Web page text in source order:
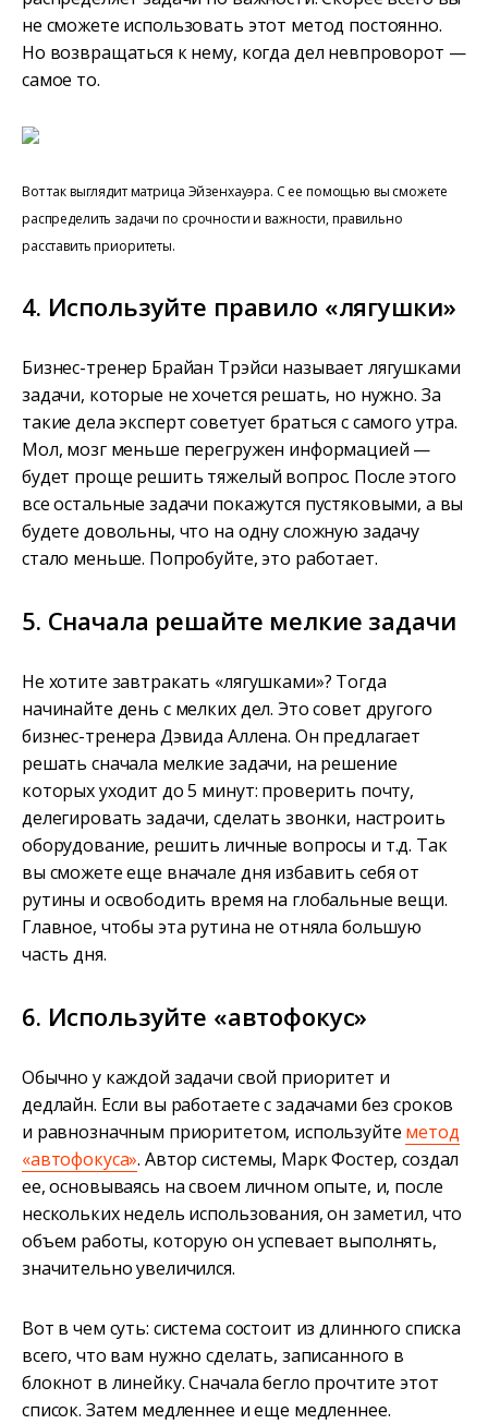
не сможете использовать этот метод постоянно.
Но возвращаться к нему, когда дел невпроворот —
самое то.
Вот так выглядит матрица Эйзенхауэра. С ее помощью вы сможете
распределить задачи по срочности и важности, правильно
расставить приоритеты.
4. Используйте правило «лягушки»
Бизнес-тренер Брайан Трэйси называет лягушками
задачи, которые не хочется решать, но нужно. За
такие дела эксперт советует браться с самого утра.
Мол, мозг меньше перегружен информацией —
будет проще решить тяжелый вопрос. После этого
все остальные задачи покажутся пустяковыми, а вы
будете довольны, что на одну сложную задачу
стало меньше. Попробуйте, это работает.
5. Сначала решайте мелкие задачи
Не хотите завтракать «лягушками»? Тогда
начинайте день с мелких дел. Это совет другого
бизнес-тренера Дэвида Аллена. Он предлагает
решать сначала мелкие задачи, на решение
которых уходит до 5 минут: проверить почту,
делегировать задачи, сделать звонки, настроить
оборудование, решить личные вопросы и т.д. Так
вы сможете еще вначале дня избавить себя от
рутины и освободить время на глобальные вещи.
Главное, чтобы эта рутина не отняла большую
часть дня.
6. Используйте «автофокус»
Обычно у каждой задачи свой приоритет и
дедлайн. Если вы работаете с задачами без сроков
и равнозначным приоритетом, используйте метод
«автофокуса». Автор системы, Марк Фостер, создал
ее, основываясь на своем личном опыте, и, после
нескольких недель использования, он заметил, что
объем работы, которую он успевает выполнять,
значительно увеличился.
Вот в чем суть: система состоит из длинного списка
всего, что вам нужно сделать, записанного в
блокнот в линейку. Сначала бегло прочтите этот
список. Затем медленнее и еще медленнее.